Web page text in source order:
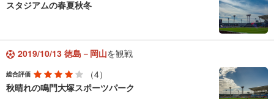
スタジアムの春夏秋冬
2019/10/13 徳島－岡山を観戦
総合評価
（4）
秋晴れの鳴門大塚スポーツパーク